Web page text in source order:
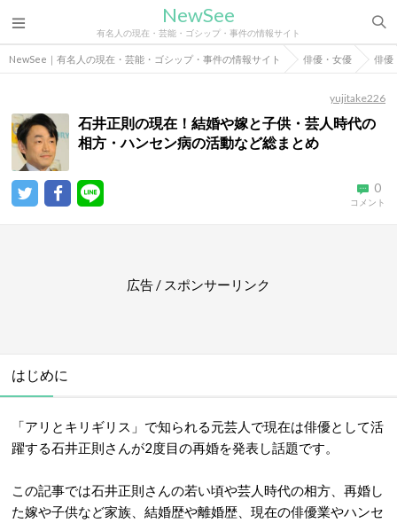
NewSee
有名人の現在・芸能・ゴシップ・事件の情報サイト
NewSee｜有名人の現在・芸能・ゴシップ・事件の情報サイト 俳優・女優 俳優
yujitake226
石井正則の現在！結婚や嫁と子供・芸人時代の
相方・ハンセン病の活動など総まとめ
0
コメント
広告 / スポンサーリンク
はじめに
「アリとキリギリス」で知られる元芸人で現在は俳優として活
躍する石井正則さんが2度目の再婚を発表し話題です。
この記事では石井正則さんの若い頃や芸人時代の相方、再婚し
た嫁や子供など家族、結婚歴や離婚歴、現在の俳優業やハンセ